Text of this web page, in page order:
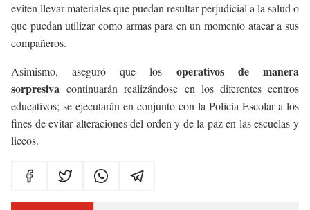
eviten llevar materiales que puedan resultar perjudicial a la salud o
que puedan utilizar como armas para en un momento atacar a sus
compañeros.
Asimismo, aseguró que los operativos de manera
sorpresiva continuarán realizándose en los diferentes centros
educativos; se ejecutarán en conjunto con la Policía Escolar a los
fines de evitar alteraciones del orden y de la paz en las escuelas y
liceos.